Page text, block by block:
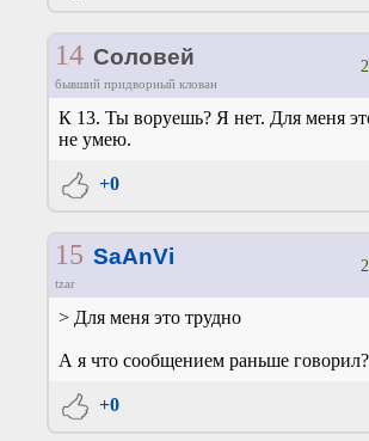
14 Соловей
бывший придворный клован
К 13. Ты воруешь? Я нет. Для меня
не умею.
+0
15 SaAnVi
tzar
> Для меня это трудно
А я что сообщением раньше говорил?
+0